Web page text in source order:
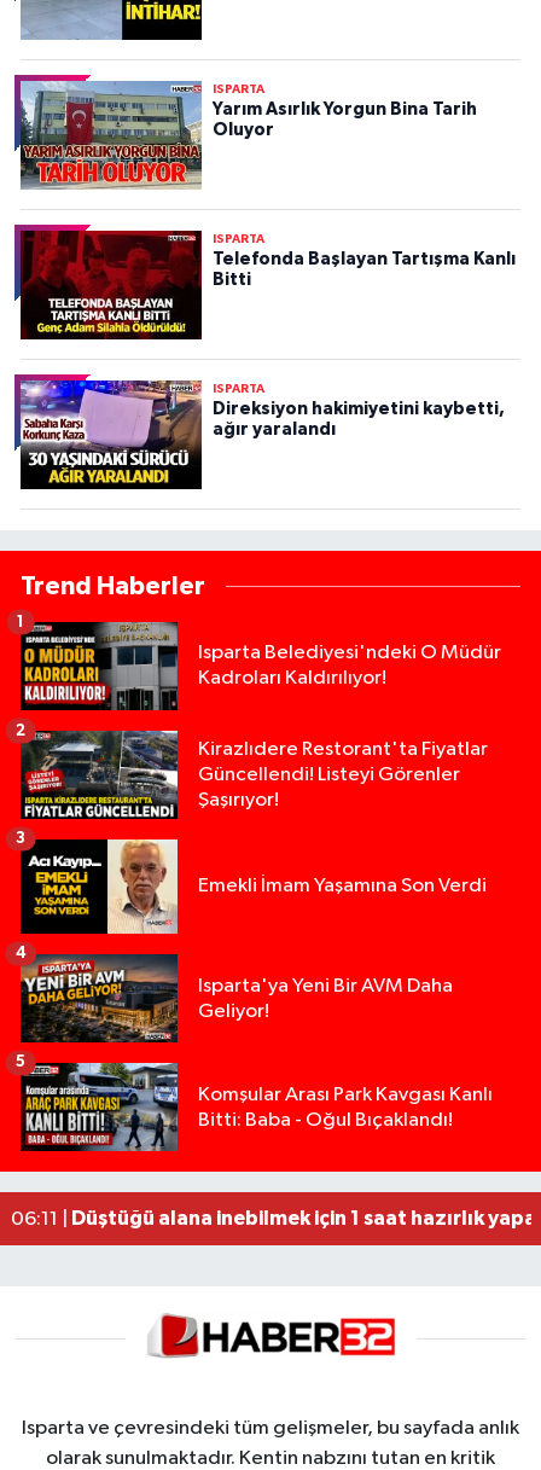
ISPARTA
Yarım Asırlık Yorgun Bina Tarih
Oluyor
ISPARTA
Telefonda Başlayan Tartışma Kanlı
Bitti
ISPARTA
Direksiyon hakimiyetini kaybetti,
ağır yaralandı
Trend Haberler
Isparta Belediyesi'ndeki O Müdür
Kadroları Kaldırılıyor!
1
Kirazlıdere Restorant'ta Fiyatlar
Güncellendi! Listeyi Görenler
Şaşırıyor!
2
Emekli İmam Yaşamına Son Verdi
3
Isparta'ya Yeni Bir AVM Daha
Geliyor!
4
Komşular Arası Park Kavgası Kanlı
Bitti: Baba - Oğul Bıçaklandı!
5
09:47 |Tarsus'ta silahlı kavga: Kuzenlerden biri öldü,
09:44 |Yasal sınırın yaklaşık 10 katı alkollü çıkan
09:43 |Milyonluk miras kavgasında anne-kız yüzleşti:
06:11 |
Düştüğü alana inebilmek için 1 saat hazırlık
Isparta ve çevresindeki tüm gelişmeler, bu sayfada anlık
olarak sunulmaktadır. Kentin nabzını tutan en kritik